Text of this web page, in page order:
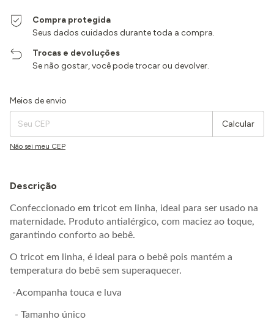
Compra protegida
Seus dados cuidados durante toda a compra.
Trocas e devoluções
Se não gostar, você pode trocar ou devolver.
Entregas para o CEP:
Meios de envio
Calcular
Não sei meu CEP
Descrição
Confeccionado em tricot em linha, ideal para ser usado na
maternidade. Produto antialérgico, com maciez ao toque,
garantindo conforto ao bebê.
O tricot em linha, é ideal para o bebê pois mantém a
temperatura do bebê sem superaquecer.
-Acompanha touca e luva
- Tamanho único